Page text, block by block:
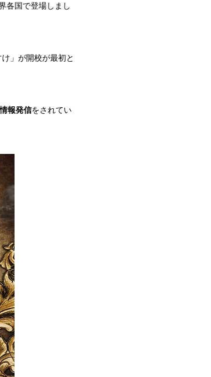
各国で登場しまし
」が開校が最初と
報発信をされてい